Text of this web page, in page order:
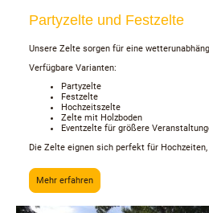
Partyzelte und Festzelte
Unsere Zelte sorgen für eine
Verfügbare Varianten:
Partyzelte
Festzelte
Hochzeitszelte
Zelte mit Holzboden
Eventzelte für größere
Die Zelte eignen sich perfekt für
Mehr erfahren